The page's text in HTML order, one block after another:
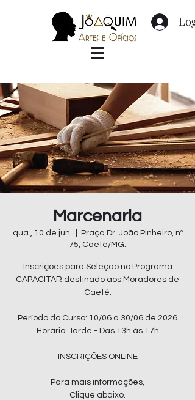
Marcenaria
qua., 10 de jun.
Praça Dr. João Pinheiro, nº
75, Caeté/MG.
Inscrições para Seleção no Programa
CAPACITAR destinado aos Moradores de
Caeté.
Período do Curso: 10/06 a 30/06 de 2026
Horário: Tarde - Das 13h às 17h
INSCRIÇÕES ONLINE
Para mais informações,
Clique abaixo.